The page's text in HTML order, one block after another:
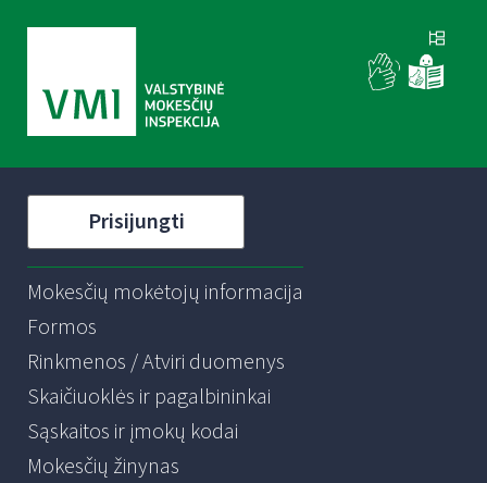
Prisijungti
Mokesčių mokėtojų informacija
Formos
Rinkmenos / Atviri duomenys
Skaičiuoklės ir pagalbininkai
Sąskaitos ir įmokų kodai
Mokesčių žinynas